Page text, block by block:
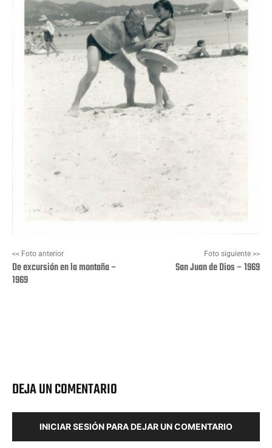
<< Foto anterior
De excursión en la montaña –
1969
Foto siguiente >>
San Juan de Dios – 1969
DEJA UN COMENTARIO
INICIAR SESIÓN PARA DEJAR UN COMENTARIO